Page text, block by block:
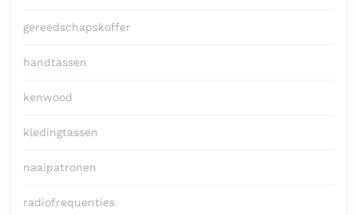
gereedschapskoffer
handtassen
kenwood
kledingtassen
naaipatronen
radiofrequenties